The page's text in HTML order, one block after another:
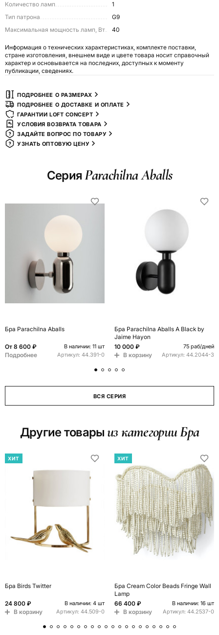
Количество ламп
1
Тип патрона
G9
Максимальная мощность ламп, Вт
40
Информация о технических характеристиках, комплекте поставки,
стране изготовления, внешнем виде и цвете товара носит справочный
характер и основывается на последних, доступных к моменту
публикации, сведениях.
ПОДРОБНЕЕ О РАЗМЕРАХ
ПОДРОБНЕЕ О ДОСТАВКЕ И ОПЛАТЕ
ГАРАНТИИ LOFT CONCEPT
УСЛОВИЯ ВОЗВРАТА ТОВАРА
ЗАДАЙТЕ ВОПРОС ПО ТОВАРУ
УЗНАТЬ ОПТОВУЮ ЦЕНУ
СерияParachilna Aballs
Бра Parachilna Aballs
От 8 600 ₽ В наличии: 11 шт
Подробнее Артикул: 44.391-0
Бра Parachilna Aballs A Black by
Jaime Hayon
10 000 ₽
75 раб/дней
В корзину Артикул: 44.2044-3
ВСЯ СЕРИЯ
Другие товары из категории Бра
ХИТ
Бра Birds Twitter
24 800 ₽ В наличии: 4 шт
В корзину Артикул: 44.509-0
ХИТ
Бра Cream Color Beads Fringe Wall
Lamp
66 400 ₽
В наличии: 16 шт
В корзину Артикул: 44.2537-0